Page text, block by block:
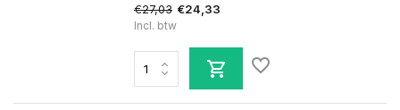
€27,03 €24,33
Incl. btw